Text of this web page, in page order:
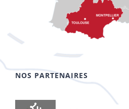
NOS PARTENAIRES